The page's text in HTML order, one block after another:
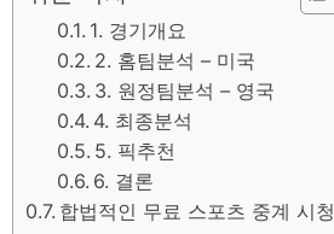
1. 경기개요
2. 홈팀분석 – 미국
3. 원정팀분석 – 영국
4. 최종분석
5. 픽추천
6. 결론
합법적인 무료 스포츠 중계 시청